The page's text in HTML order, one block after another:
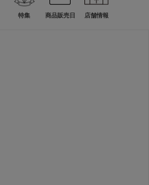
特集 商品販売日 店舗情報